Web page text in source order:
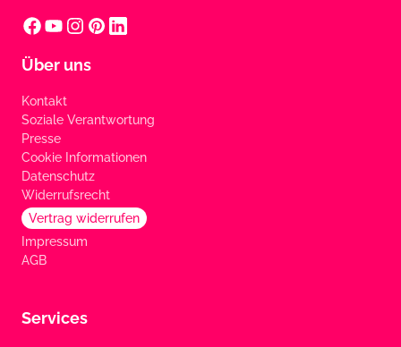
Über uns
Kontakt
Soziale Verantwortung
Presse
Cookie Informationen
Datenschutz
Widerrufsrecht
Vertrag widerrufen
Impressum
AGB
Services